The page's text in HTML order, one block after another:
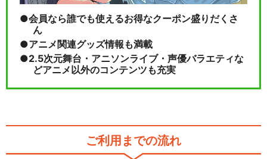
会員なら誰でも使えるお得なクーポン盛りだくさ
ん
アニメ関連グッズ情報も満載
2.5次元舞台・アニソンライブ・声優バラエティな
どアニメ以外のコンテンツも充実
ご利用までの流れ